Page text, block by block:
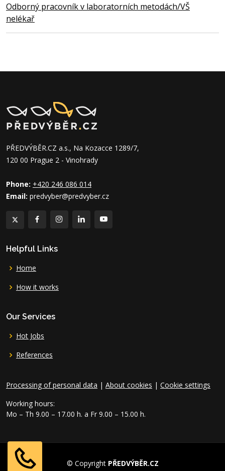
Odborný pracovník v laboratorních metodách/VŠ
nelékař
PŘEDVÝBĚR.CZ a.s., Na Kozacce 1289/7,
120 00 Prague 2 - Vinohrady
Phone: +420 246 086 014
Email: predvyber@predvyber.cz
Helpful Links
Home
How it works
Our Services
Hot Jobs
References
Processing of personal data | About cookies | Cookie settings
Working hours:
Mo – Th 9.00 – 17.00 h. a Fr 9.00 – 15.00 h.
© Copyright PŘEDVÝBĚR.CZ